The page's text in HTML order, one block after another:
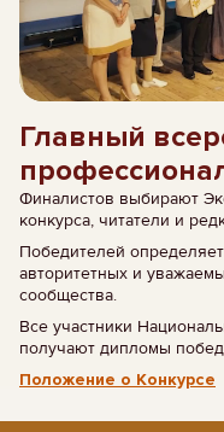
Главный
Финалистов выбирают
конкурса, читатели и
Победителей
авторитетных и
сообщества.
Все участники
получают дипломы
Положение о Конкурсе